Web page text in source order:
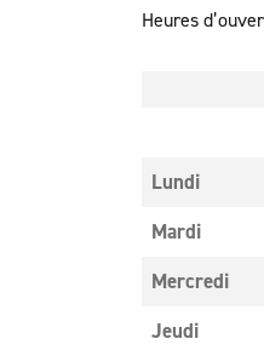
Heures
Lundi
Mardi
Mercredi
Jeudi